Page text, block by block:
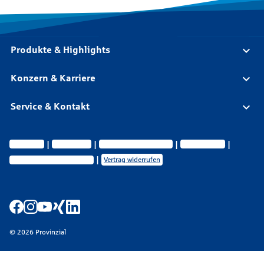
Produkte & Highlights
Konzern & Karriere
Service & Kontakt
Impressum Datenschutz Vermittlerinformationen
Nachhaltigkeit
Privatsphäre-Einstellungen
Vertrag widerrufen